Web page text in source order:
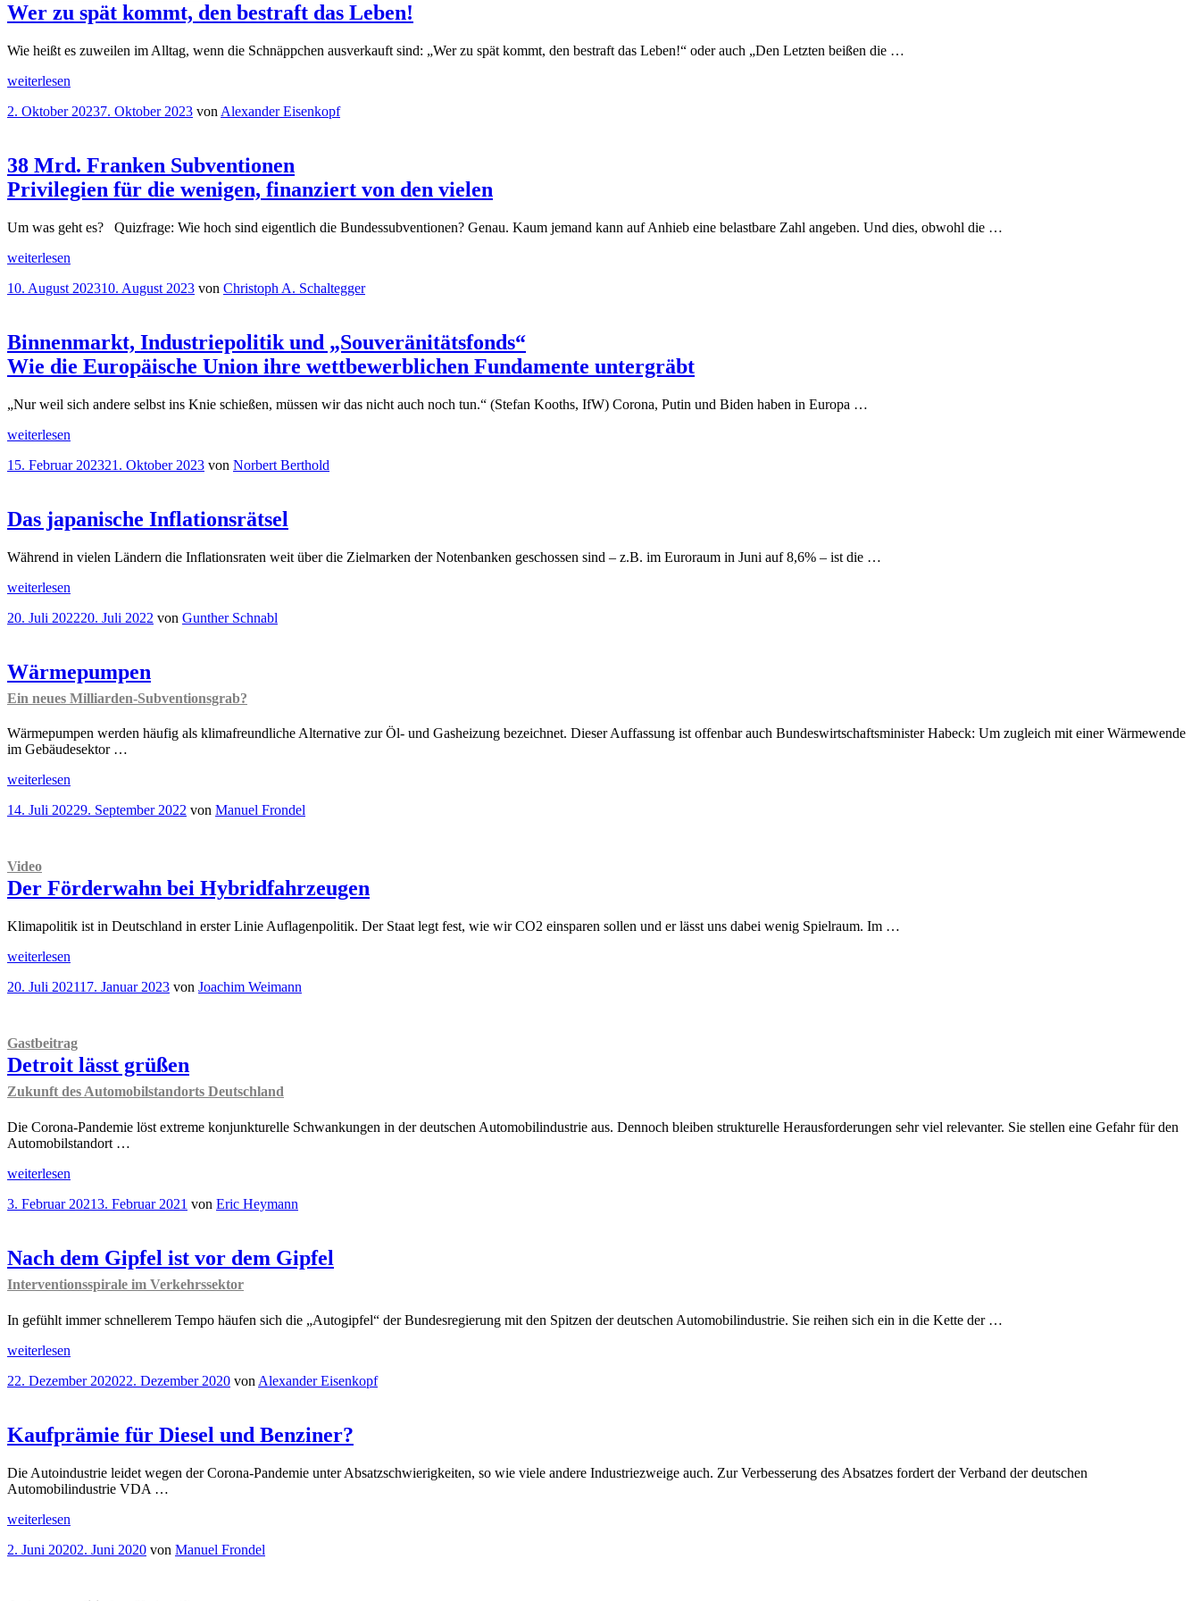
Wer zu spät kommt, den bestraft das Leben!
Wie heißt es zuweilen im Alltag, wenn die Schnäppchen ausverkauft sind: „Wer zu spät kommt, den bestraft das Leben!“ oder auch „Den Letzten beißen die …
„Solarstrom
Elektrofahrzeuge
spät
kommt,
den
das
weiterlesen
Veröffentlicht
2. Oktober 20237. Oktober 2023 von Alexander Eisenkopf
38 Mrd. Franken Subventionen
Privilegien für die wenigen, finanziert von den vielen
Um was geht es? Quizfrage: Wie hoch sind eigentlich die Bundessubventionen? Genau. Kaum jemand kann auf Anhieb eine belastbare Zahl angeben. Und dies, obwohl die …
„38
Franken
für
die
wenigen,
von
vielen“
weiterlesen
Veröffentlicht
10. August 202310. August 2023 von Christoph A. Schaltegger
Binnenmarkt, Industriepolitik und „Souveränitätsfonds“
Wie die Europäische Union ihre wettbewerblichen Fundamente untergräbt
„Nur weil sich andere selbst ins Knie schießen, müssen wir das nicht auch noch tun.“ (Stefan Kooths, IfW) Corona, Putin und Biden haben in Europa …
„Binnenmarkt,
und
die
Europäische
ihre
Fundamente
untergräbt“
weiterlesen
Veröffentlicht
15. Februar 202321. Oktober 2023 von Norbert Berthold
Das japanische Inflationsrätsel
Während in vielen Ländern die Inflationsraten weit über die Zielmarken der Notenbanken geschossen sind – z.B. im Euroraum in Juni auf 8,6% – ist die …
„Das
Inflationsrätsel“
weiterlesen
Veröffentlicht
20. Juli 202220. Juli 2022 von Gunther Schnabl
Wärmepumpen
Ein neues Milliarden-Subventionsgrab?
Wärmepumpen werden häufig als klimafreundliche Alternative zur Öl- und Gasheizung bezeichnet. Dieser Auffassung ist offenbar auch Bundeswirtschaftsminister Habeck: Um zugleich mit einer Wärmewende
im Gebäudesektor …
„Wärmepumpen
neues
“
weiterlesen
Veröffentlicht
14. Juli 20229. September 2022 von Manuel Frondel
Video
Der Förderwahn bei Hybridfahrzeugen
Klimapolitik ist in Deutschland in erster Linie Auflagenpolitik. Der Staat legt fest, wie wir CO2 einsparen sollen und er lässt uns dabei wenig Spielraum. Im …
„Video
Förderwahn
weiterlesen
Veröffentlicht
20. Juli 202117. Januar 2023 von Joachim Weimann
Gastbeitrag
Detroit lässt grüßen
Zukunft des Automobilstandorts Deutschland
Die Corona-Pandemie löst extreme konjunkturelle Schwankungen in der deutschen Automobilindustrie aus. Dennoch bleiben strukturelle Herausforderungen sehr viel relevanter. Sie stellen eine Gefahr für den
Automobilstandort …
„Gastbeitrag
lässt
des
Automobilstandorts
Deutschland
weiterlesen
Veröffentlicht
3. Februar 20213. Februar 2021 von Eric Heymann
Nach dem Gipfel ist vor dem Gipfel
Interventionsspirale im Verkehrssektor
In gefühlt immer schnellerem Tempo häufen sich die „Autogipfel“ der Bundesregierung mit den Spitzen der deutschen Automobilindustrie. Sie reihen sich ein in die Kette der …
„Nach
Gipfel
dem
Gipfel
im
Verkehrssektor
weiterlesen
Veröffentlicht
22. Dezember 202022. Dezember 2020 von Alexander Eisenkopf
Kaufprämie für Diesel und Benziner?
Die Autoindustrie leidet wegen der Corona-Pandemie unter Absatzschwierigkeiten, so wie viele andere Industriezweige auch. Zur Verbesserung des Absatzes fordert der Verband der deutschen
Automobilindustrie VDA …
„Kaufprämie
Diesel
weiterlesen
Veröffentlicht
2. Juni 20202. Juni 2020 von Manuel Frondel